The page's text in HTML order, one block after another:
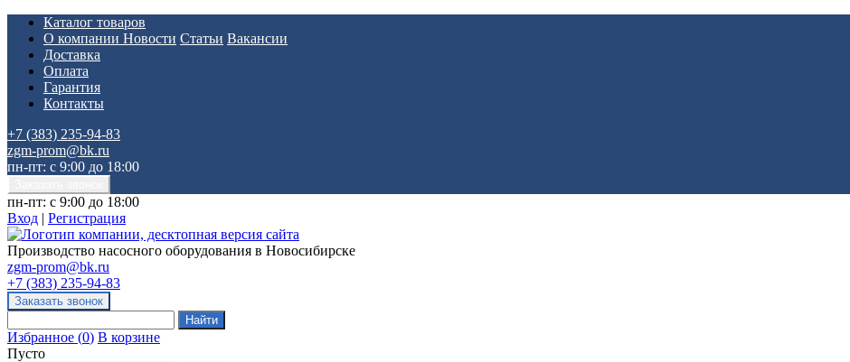
Каталог товаров
О компании Новости Статьи Вакансии
Доставка
Оплата
Гарантия
Контакты
+7 (383) 235-94-83
zgm-prom@bk.ru
пн-пт: с 9:00 до 18:00
пн-пт: с 9:00 до 18:00
Вход | Регистрация
Производство насосного оборудования в Новосибирске
zgm-prom@bk.ru
+7 (383) 235-94-83
Избранное (0) В корзине
Пусто